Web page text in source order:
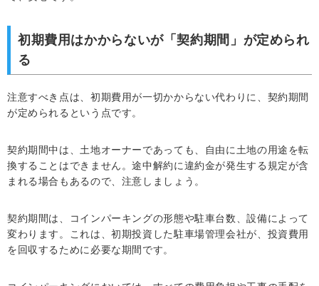
初期費用はかからないが「契約期間」が定められ
る
注意すべき点は、初期費用が一切かからない代わりに、契約期間
が定められるという点です。
契約期間中は、土地オーナーであっても、自由に土地の用途を転
換することはできません。途中解約に違約金が発生する規定が含
まれる場合もあるので、注意しましょう。
契約期間は、コインパーキングの形態や駐車台数、設備によって
変わります。これは、初期投資した駐車場管理会社が、投資費用
を回収するために必要な期間です。